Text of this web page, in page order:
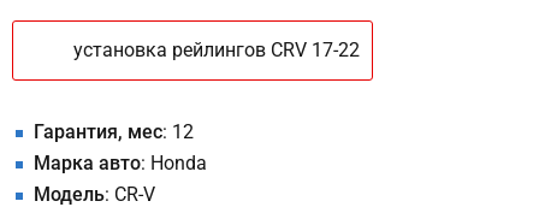
установка рейлингов CRV 17-22
Гарантия, мес: 12
Марка авто: Honda
Модель: CR-V